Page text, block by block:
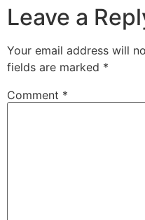
Leave a
Your email address will
fields are marked *
Comment *